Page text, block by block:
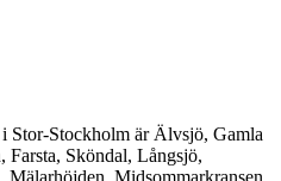
Stor-Stockholm är Älvsjö, Gamla
Farsta, Sköndal, Långsjö,